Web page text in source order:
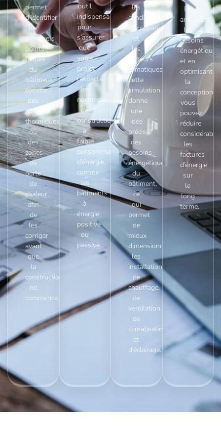
permet
d’identifier
les
éventuels
points
faibles
du
bâtiment,
comme
des
ponts
thermiques
ou
des
zones
de
perte
de
chaleur,
afin
de
les
corriger
avant
que
la
construction
ne
commence.
outil
indispensable
pour
s’assurer
que
votre
projet
respecte
les
normes
de
construction
à
faible
consommation
d’énergie,
comme
les
bâtiments
à
énergie
positive
ou
passive.
les
conditions
d’occupation
et
les
facteurs
climatiques,
cette
simulation
donne
une
idée
précise
des
besoins
énergétiques
du
bâtiment,
ce
qui
permet
de
mieux
dimensionner
les
installations
de
chauffage,
de
ventilation,
de
climatisation,
et
d’éclairage.
En
anticipant
les
besoins
énergétiques
et en
optimisant
la
conception,
vous
pouvez
réduire
les
factures
d’énergie
sur
le
long
terme.